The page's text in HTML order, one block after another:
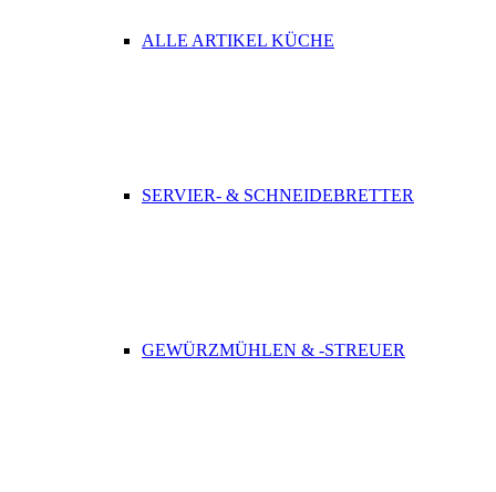
ALLE ARTIKEL KÜCHE
SERVIER- & SCHNEIDEBRETTER
GEWÜRZMÜHLEN & -STREUER